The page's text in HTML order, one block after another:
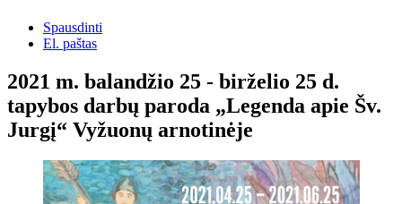
Spausdinti
El. paštas
2021 m. balandžio 25 - birželio 25 d.
tapybos darbų paroda „Legenda apie Šv.
Jurgį“ Vyžuonų arnotinėje